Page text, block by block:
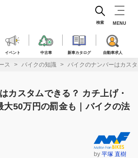
イベント 中古車 新車カタログ 自動車求人
検索 MENU
ス バイクの知識 バイクのナンバーはカス
カスタムできる？ カチ上げ・
大50万円の罰金も｜バイクの法
by平塚 直樹